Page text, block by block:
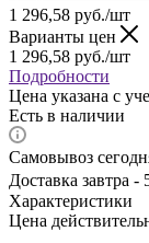
1 296,58 руб./шт
Варианты цен
1 296,58 руб./шт
Подробности
Цена указана с
Есть в наличии
Самовывоз
Доставка завтра -
Характеристики
Цена